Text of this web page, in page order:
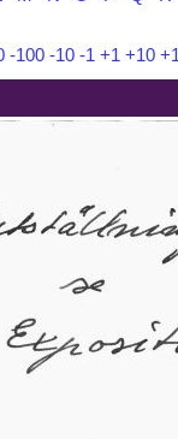
-100 -10 -1 +1 +10